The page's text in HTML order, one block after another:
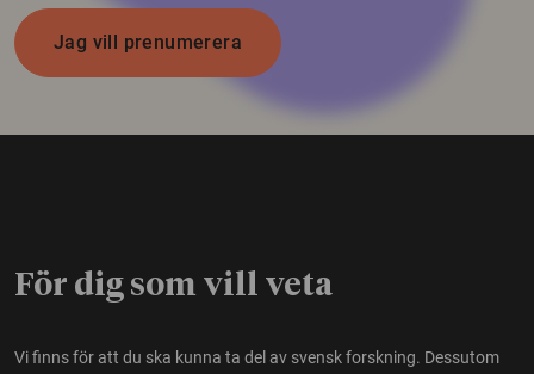
Jag vill prenumerera
För dig som vill veta
Vi finns för att du ska kunna ta del av svensk forskning. Dessutom